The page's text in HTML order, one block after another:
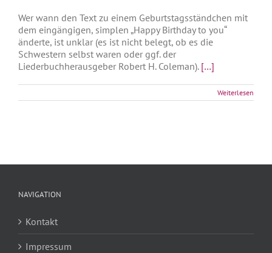
Wer wann den Text zu einem Geburtstagsständchen mit
dem eingängigen, simplen „Happy Birthday to you“
änderte, ist unklar (es ist nicht belegt, ob es die
Schwestern selbst waren oder ggf. der
Liederbuchherausgeber Robert H. Coleman). […]
Weiterlesen
NAVIGATION
Kontakt
Impressum